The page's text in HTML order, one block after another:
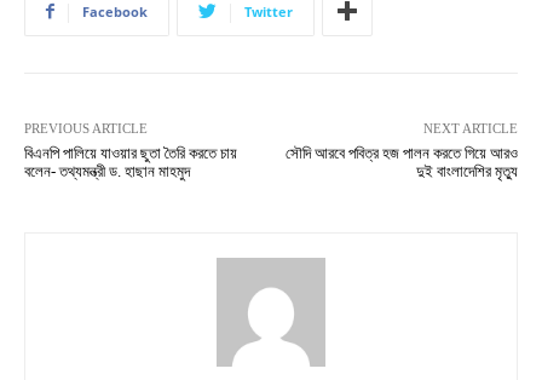
Facebook Twitter
PREVIOUS ARTICLE
বিএনপি পালিয়ে যাওয়ার ছুতা তৈরি করতে চায়
বলেন- তথ্যমন্ত্রী ড. হাছান মাহমুদ
NEXT ARTICLE
সৌদি আরবে পবিত্র হজ পালন করতে গিয়ে আরও
দুই বাংলাদেশির মৃত্যু